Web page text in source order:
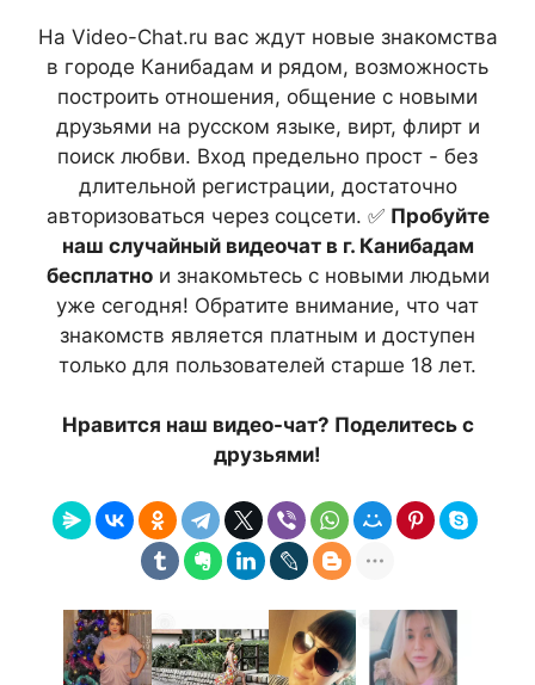
На Video-Chat.ru вас ждут новые знакомства
в городе Канибадам и рядом, возможность
построить отношения, общение с новыми
друзьями на русском языке, вирт, флирт и
поиск любви. Вход предельно прост - без
длительной регистрации, достаточно
авторизоваться через соцсети. ✅ Пробуйте
наш случайный видеочат в г. Канибадам
бесплатнои знакомьтесь с новыми людьми
уже сегодня! Обратите внимание, что чат
знакомств является платным и доступен
только для пользователей старше 18 лет.
Нравится наш видео-чат? Поделитесь с
друзьями!